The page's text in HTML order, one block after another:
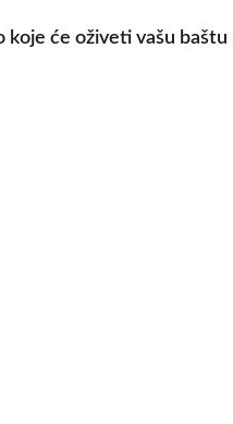
koje će oživeti vašu baštu